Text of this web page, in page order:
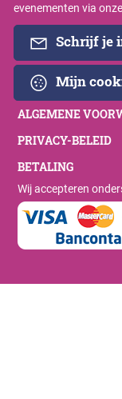
evenementen via
Schrijf je
Mijn
ALGEMENE
PRIVACY-BELEID
BETALING
Wij accepteren